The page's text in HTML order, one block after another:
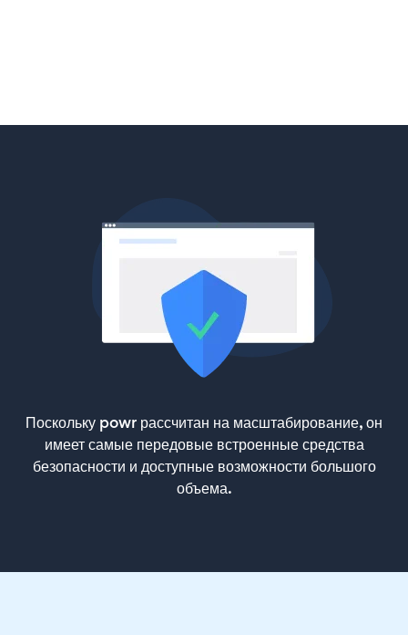
Поскольку powr рассчитан на масштабирование, он
имеет самые передовые встроенные средства
безопасности и доступные возможности большого
объема.